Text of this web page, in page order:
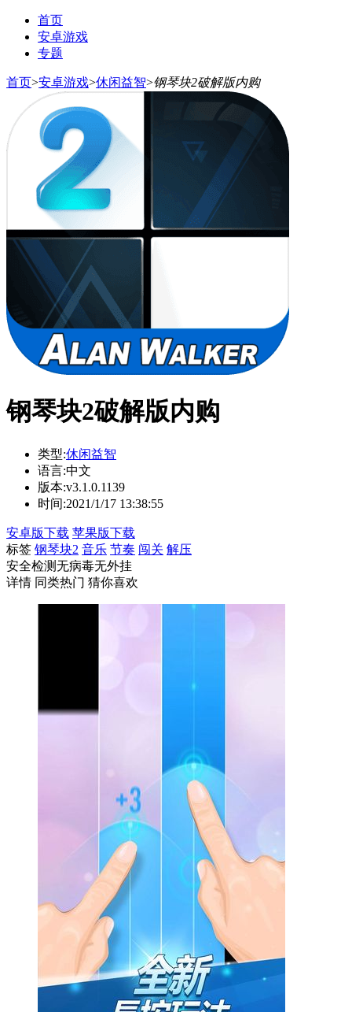
首页
安卓游戏
专题
首页>安卓游戏>休闲益智>钢琴块2破解版内购
钢琴块2破解版内购
类型:休闲益智
语言:中文
版本:v3.1.0.1139
时间:2021/1/17 13:38:55
安卓版下载 苹果版下载
标签 钢琴块2 音乐 节奏 闯关 解压
安全检测无病毒无外挂
详情 同类热门 猜你喜欢